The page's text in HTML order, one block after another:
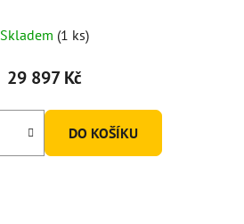
Skladem (1 ks)
29 897 Kč
DO KOŠÍKU